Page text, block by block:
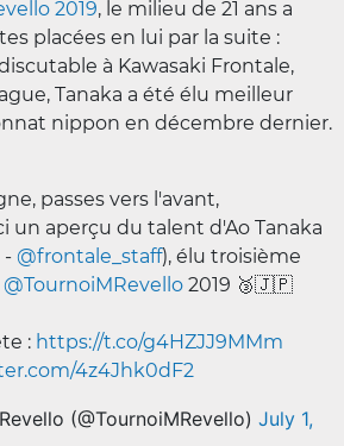
2019, le milieu de 21 ans a
placées en lui par la suite :
à Kawasaki Frontale,
Tanaka a été élu meilleur
nippon en décembre dernier.
passes vers l'avant,
un aperçu du talent d'Ao Tanaka
- @frontale_staff), élu troisième
@TournoiMRevello 2019 🥉🇯🇵
: https://t.co/g4HZJJ9MMm
4z4Jhk0dF2
(@TournoiMRevello) July 1,